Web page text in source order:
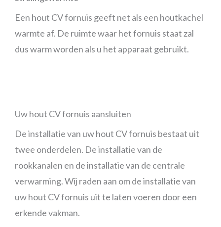
Een hout CV fornuis geeft net als een houtkachel
warmte af. De ruimte waar het fornuis staat zal
dus warm worden als u het apparaat gebruikt.
Uw hout CV fornuis aansluiten
De installatie van uw hout CV fornuis bestaat uit
twee onderdelen. De installatie van de
rookkanalen en de installatie van de centrale
verwarming. Wij raden aan om de installatie van
uw hout CV fornuis uit te laten voeren door een
erkende vakman.